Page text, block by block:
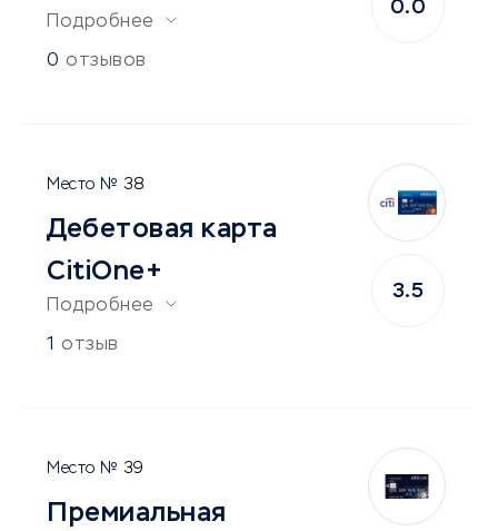
Подробнее
0 отзывов
0.0
38
Дебетовая карта
CitiOne+
Подробнее
1 отзыв
3.5
39
Премиальная